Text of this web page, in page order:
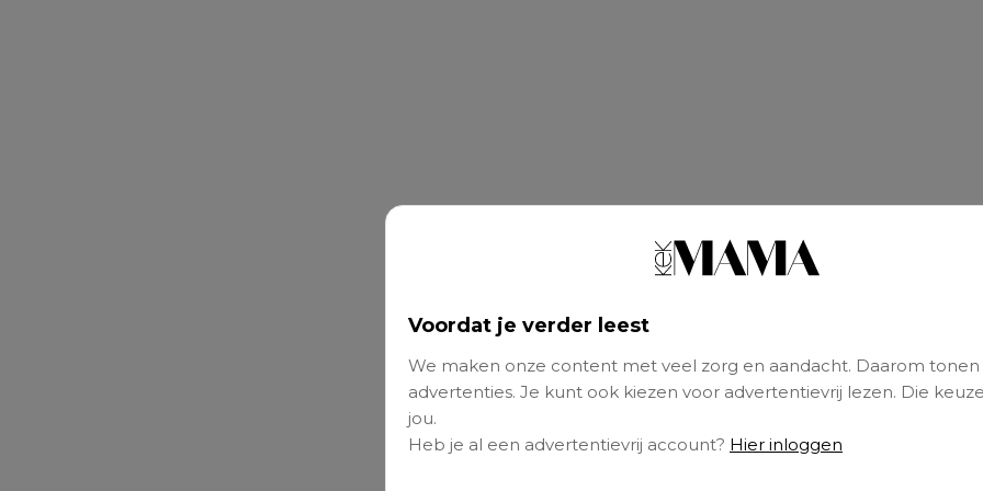
Voordat je verder leest
We maken onze content met veel zorg en aandacht. Daarom tonen
advertenties. Je kunt ook kiezen voor advertentievrij lezen. Die
jou.
Heb je al een advertentievrij account? Hier inloggen